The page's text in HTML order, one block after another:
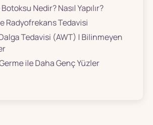
Nedir? Nasıl Yapılır?
Radyofrekans Tedavisi
Tedavisi (AWT) | Bilinmeyen
Germe ile Daha Genç Yüzler